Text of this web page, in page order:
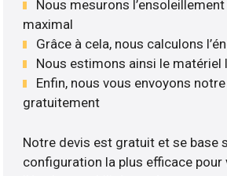
Nous mesurons
maximal
Grâce à cela, nous calculons
Nous estimons ainsi le matériel
Enfin, nous vous envoyons
gratuitement
Notre devis est gratuit et se base
configuration la plus efficace pour